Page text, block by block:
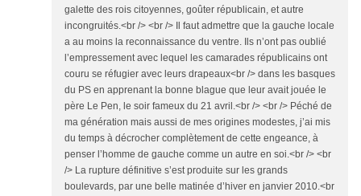
galette des rois citoyennes, goûter républicain, et autre
incongruités.<br /> <br /> Il faut admettre que la gauche locale
a au moins la reconnaissance du ventre. Ils n’ont pas oublié
l’empressement avec lequel les camarades républicains ont
couru se réfugier avec leurs drapeaux<br /> dans les basques
du PS en apprenant la bonne blague que leur avait jouée le
père Le Pen, le soir fameux du 21 avril.<br /> <br /> Péché de
ma génération mais aussi de mes origines modestes, j’ai mis
du temps à décrocher complètement de cette engeance, à
penser l’homme de gauche comme un autre en soi.<br /> <br
/> La rupture définitive s’est produite sur les grands
boulevards, par une belle matinée d’hiver en janvier 2010.<br